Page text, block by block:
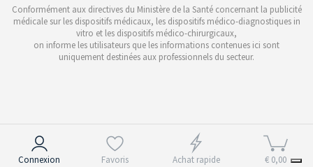
Connexion Favoris Achat rapide € 0,00
Conformément aux directives du Ministère de la Santé concernant la publicité
médicale sur les dispositifs médicaux, les dispositifs médico-diagnostiques in
vitro et les dispositifs médico-chirurgicaux,
on informe les utilisateurs que les informations contenues ici sont
uniquement destinées aux professionnels du secteur.
Notification lors de la collecte